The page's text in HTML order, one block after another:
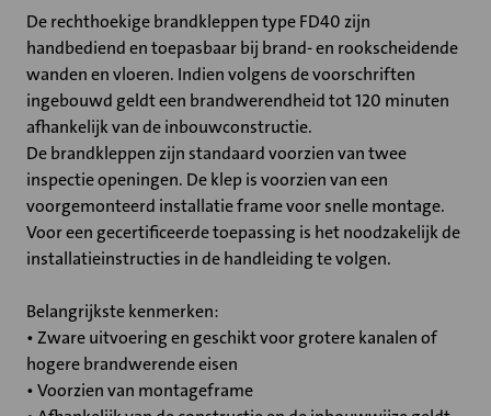
De rechthoekige brandkleppen type FD40 zijn
handbediend en toepasbaar bij brand- en rookscheidende
wanden en vloeren. Indien volgens de voorschriften
ingebouwd geldt een brandwerendheid tot 120 minuten
afhankelijk van de inbouwconstructie.
De brandkleppen zijn standaard voorzien van twee
inspectie openingen. De klep is voorzien van een
voorgemonteerd installatie frame voor snelle montage.
Voor een gecertificeerde toepassing is het noodzakelijk de
installatieinstructies in de handleiding te volgen.
Belangrijkste kenmerken:
• Zware uitvoering en geschikt voor grotere kanalen of
hogere brandwerende eisen
• Voorzien van montageframe